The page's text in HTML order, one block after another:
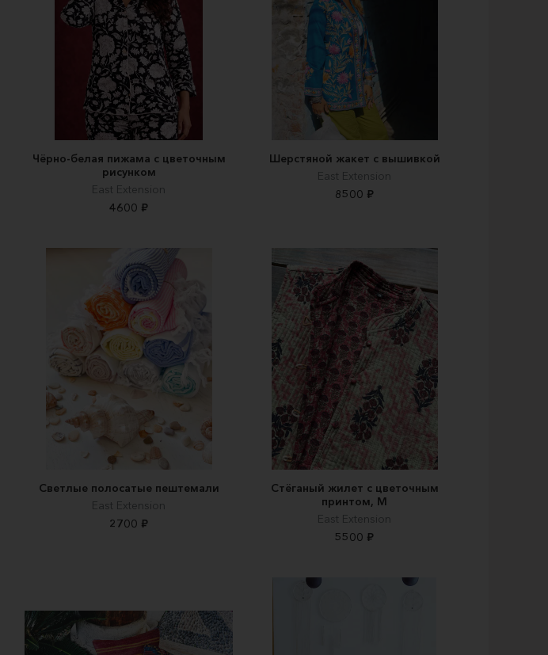
Чёрно-белая пижама с цветочным
рисунком
East Extension
4600 ₽
Шерстяной жакет с вышивкой
East Extension
8500 ₽
Светлые полосатые пештемали
East Extension
2700 ₽
Стёганый жилет с цветочным
принтом, М
East Extension
5500 ₽